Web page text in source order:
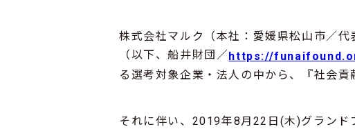
株式会社マルク（本社：愛媛県松山市／
（以下、船井財団／ https://
る選考対象企業・法人の中から、『社会貢
それに伴い、2019年8月22日(木)グランド